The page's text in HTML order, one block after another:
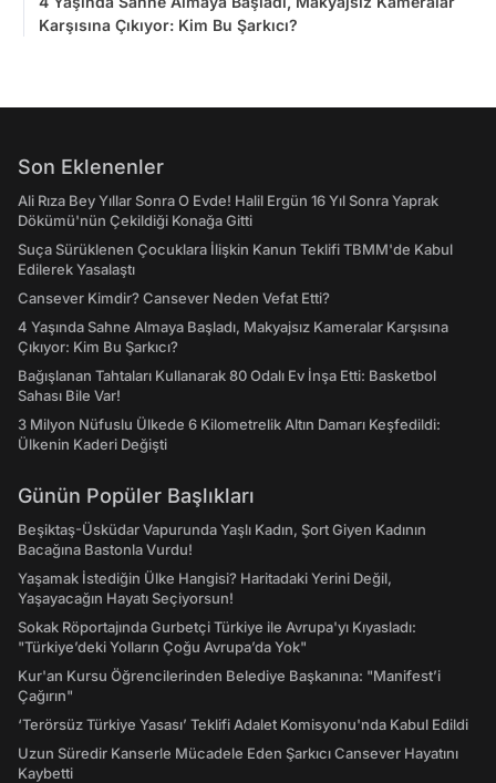
Karşısına Çıkıyor: Kim Bu Şarkıcı?
Son Eklenenler
Ali Rıza Bey Yıllar Sonra O Evde! Halil Ergün 16 Yıl Sonra Yaprak
Dökümü'nün Çekildiği Konağa Gitti
Suça Sürüklenen Çocuklara İlişkin Kanun Teklifi TBMM'de Kabul
Edilerek Yasalaştı
Cansever Kimdir? Cansever Neden Vefat Etti?
4 Yaşında Sahne Almaya Başladı, Makyajsız Kameralar Karşısına
Çıkıyor: Kim Bu Şarkıcı?
Bağışlanan Tahtaları Kullanarak 80 Odalı Ev İnşa Etti: Basketbol
Sahası Bile Var!
3 Milyon Nüfuslu Ülkede 6 Kilometrelik Altın Damarı Keşfedildi:
Ülkenin Kaderi Değişti
Günün Popüler Başlıkları
Beşiktaş-Üsküdar Vapurunda Yaşlı Kadın, Şort Giyen Kadının
Bacağına Bastonla Vurdu!
Yaşamak İstediğin Ülke Hangisi? Haritadaki Yerini Değil,
Yaşayacağın Hayatı Seçiyorsun!
Sokak Röportajında Gurbetçi Türkiye ile Avrupa'yı Kıyasladı:
"Türkiye’deki Yolların Çoğu Avrupa’da Yok"
Kur'an Kursu Öğrencilerinden Belediye Başkanına: "Manifest’i
Çağırın"
‘Terörsüz Türkiye Yasası’ Teklifi Adalet Komisyonu'nda Kabul Edildi
Uzun Süredir Kanserle Mücadele Eden Şarkıcı Cansever Hayatını
Kaybetti